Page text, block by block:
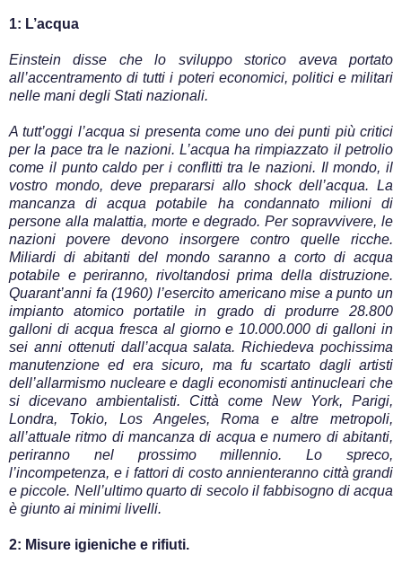
1: L’acqua
Einstein disse che lo sviluppo storico aveva portato
all’accentramento di tutti i poteri economici, politici e militari
nelle mani degli Stati nazionali.
A tutt’oggi l’acqua si presenta come uno dei punti più critici
per la pace tra le nazioni. L’acqua ha rimpiazzato il petrolio
come il punto caldo per i conflitti tra le nazioni. Il mondo, il
vostro mondo, deve prepararsi allo shock dell’acqua. La
mancanza di acqua potabile ha condannato milioni di
persone alla malattia, morte e degrado. Per sopravvivere, le
nazioni povere devono insorgere contro quelle ricche.
Miliardi di abitanti del mondo saranno a corto di acqua
potabile e periranno, rivoltandosi prima della distruzione.
Quarant’anni fa (1960) l’esercito americano mise a punto un
impianto atomico portatile in grado di produrre 28.800
galloni di acqua fresca al giorno e 10.000.000 di galloni in
sei anni ottenuti dall’acqua salata. Richiedeva pochissima
manutenzione ed era sicuro, ma fu scartato dagli artisti
dell’allarmismo nucleare e dagli economisti antinucleari che
si dicevano ambientalisti. Città come New York, Parigi,
Londra, Tokio, Los Angeles, Roma e altre metropoli,
all’attuale ritmo di mancanza di acqua e numero di abitanti,
periranno nel prossimo millennio. Lo spreco,
l’incompetenza, e i fattori di costo annienteranno città grandi
e piccole. Nell’ultimo quarto di secolo il fabbisogno di acqua
è giunto ai minimi livelli.
2: Misure igieniche e rifiuti.